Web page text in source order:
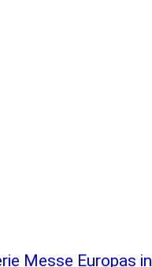
Messe Europas